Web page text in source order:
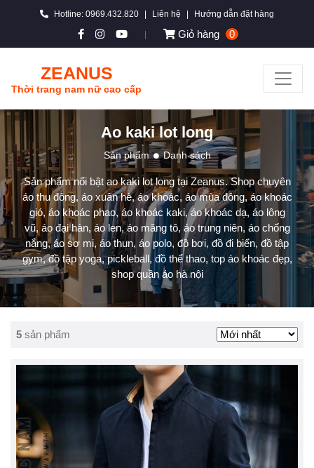
Hotline: 0969.432.820 Liên hệ Hướng dẫn đặt hàng
Giỏ hàng 0
ZEANUS
Thời trang nam nữ cao cấp
Ao kaki lot long
Sản phẩm Danh sách
Sản phẩm nổi bật ao kaki lot long tại Zeanus. Shop chuyên
áo thu đông, áo xuân hè, áo khoác, áo mùa đông, áo khoác
gió, áo khoác phao, áo khoác kaki, áo khoác dạ, áo lông
vũ, áo đại hàn, áo len, áo măng tô, áo trung niên, áo chống
nắng, áo sơ mi, áo thun, áo polo, đồ bơi, đồ đi biển, đồ tập
gym, đồ tập yoga, pickleball, đồ thể thao, top áo khoác đẹp,
shop quần áo hà nội
5 sản phẩm